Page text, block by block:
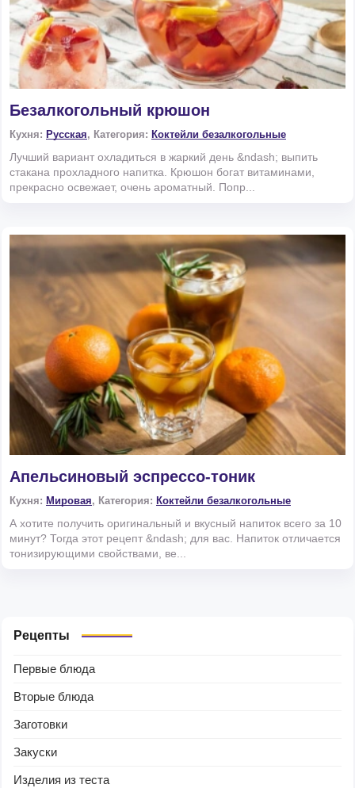
Безалкогольный крюшон
Кухня: Русская, Категория: Коктейли безалкогольные
Лучший вариант охладиться в жаркий день &ndash; выпить
стакана прохладного напитка. Крюшон богат витаминами,
прекрасно освежает, очень ароматный. Попр...
Апельсиновый эспрессо-тоник
Кухня: Мировая, Категория: Коктейли безалкогольные
А хотите получить оригинальный и вкусный напиток всего за 10
минут? Тогда этот рецепт &ndash; для вас. Напиток отличается
тонизирующими свойствами, ве...
Рецепты
Первые блюда
Вторые блюда
Заготовки
Закуски
Изделия из теста